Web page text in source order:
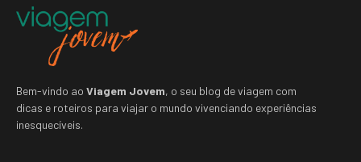
Bem-vindo ao Viagem Jovem, o seu blog de viagem com
dicas e roteiros para viajar o mundo vivenciando experiências
inesquecíveis.